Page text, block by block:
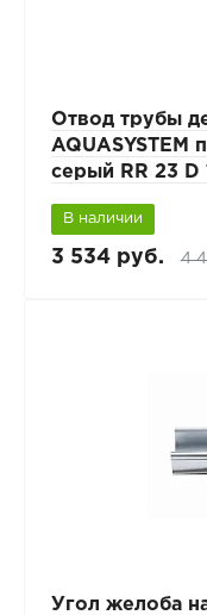
Отвод трубы
AQUASYSTEM
серый RR 23
В наличии
3 534 руб. 4
Угол желоба